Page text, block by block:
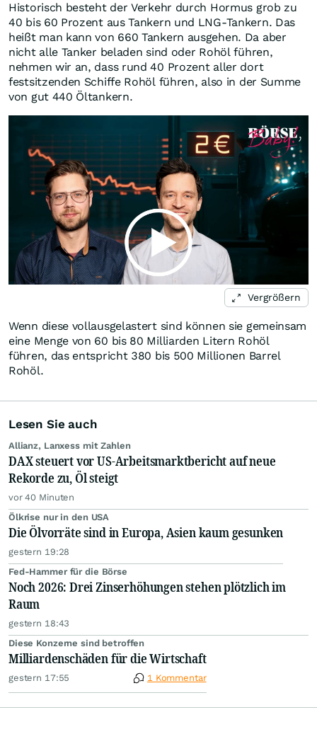
Historisch besteht der Verkehr durch Hormus grob zu
40 bis 60 Prozent aus Tankern und LNG-Tankern. Das
heißt man kann von 660 Tankern ausgehen. Da aber
nicht alle Tanker beladen sind oder Rohöl führen,
nehmen wir an, dass rund 40 Prozent aller dort
festsitzenden Schiffe Rohöl führen, also in der Summe
von gut 440 Öltankern.
Vergrößern
Wenn diese vollausgelastert sind können sie gemeinsam
eine Menge von 60 bis 80 Milliarden Litern Rohöl
führen, das entspricht 380 bis 500 Millionen Barrel
Rohöl.
Lesen Sie auch
Allianz, Lanxess mit Zahlen
DAX steuert vor US-Arbeitsmarktbericht auf neue
Rekorde zu, Öl steigt
vor 40 Minuten
Ölkrise nur in den USA
Die Ölvorräte sind in Europa, Asien kaum gesunken
gestern 19:28
Fed-Hammer für die Börse
Noch 2026: Drei Zinserhöhungen stehen plötzlich im
Raum
gestern 18:43
Diese Konzerne sind betroffen
Milliardenschäden für die Wirtschaft
gestern 17:55 1 Kommentar